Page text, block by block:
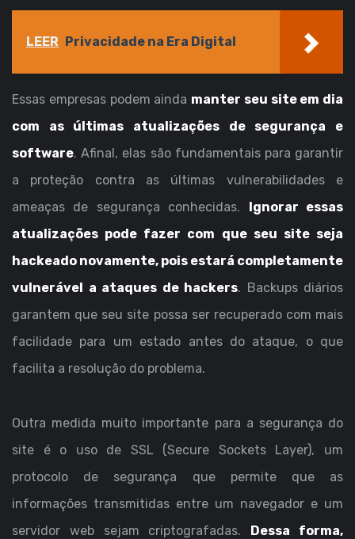
LEER Privacidade na Era Digital
Essas empresas podem ainda manter seu site em dia
com as últimas atualizações de segurança e
software. Afinal, elas são fundamentais para garantir
a proteção contra as últimas vulnerabilidades e
ameaças de segurança conhecidas. Ignorar essas
atualizações pode fazer com que seu site seja
hackeado novamente, pois estará completamente
vulnerável a ataques de hackers. Backups diários
garantem que seu site possa ser recuperado com mais
facilidade para um estado antes do ataque, o que
facilita a resolução do problema.
Outra medida muito importante para a segurança do
site é o uso de SSL (Secure Sockets Layer), um
protocolo de segurança que permite que as
informações transmitidas entre um navegador e um
servidor web sejam criptografadas. Dessa forma,